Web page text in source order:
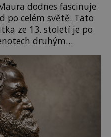
dodnes fascinuje
po celém světě. Tato
ze 13. století je po
druhým
v České
v roce 1985 po
úspěšně
obestírá hustá mlha.
[…]